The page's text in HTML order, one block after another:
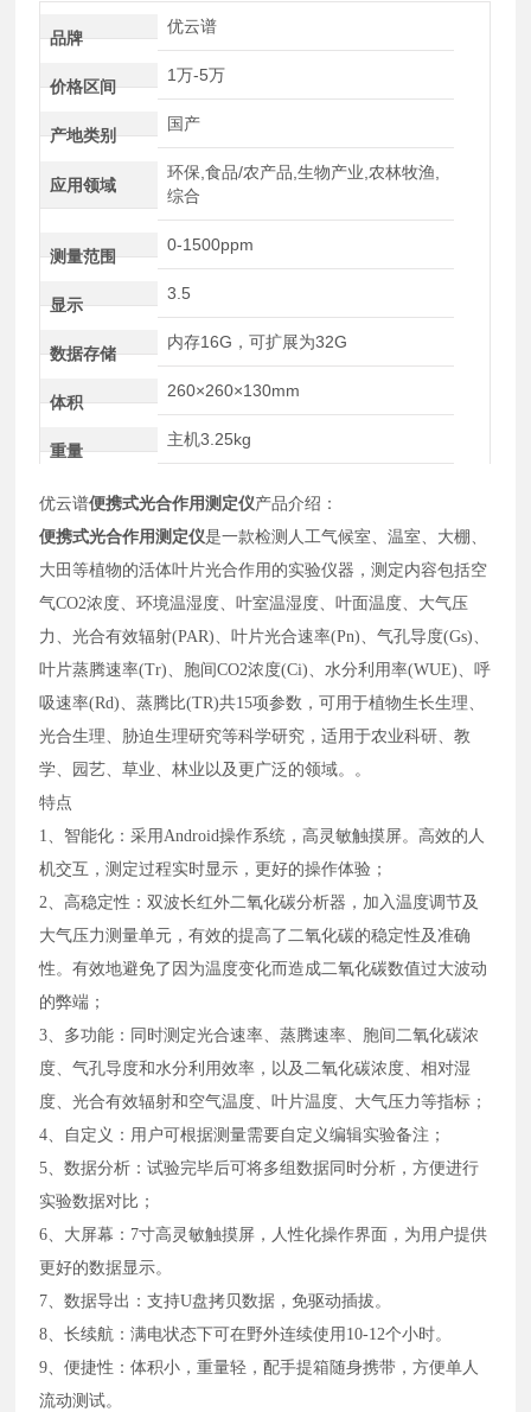
品牌
优云谱
价格区间
1万-5万
产地类别
国产
应用领域
环保,食品/农产品,生物产业,农林牧渔,
综合
测量范围
0-1500ppm
显示
3.5
数据存储
内存16G，可扩展为32G
体积
260×260×130mm
重量
主机3.25kg
优云谱便携式光合作用测定仪产品介绍：
便携式光合作用测定仪是一款检测人工气候室、温室、大棚、
大田等植物的活体叶片光合作用的实验仪器，测定内容包括空
气CO2浓度、环境温湿度、叶室温湿度、叶面温度、大气压
力、光合有效辐射(PAR)、叶片光合速率(Pn)、气孔导度(Gs)、
叶片蒸腾速率(Tr)、胞间CO2浓度(Ci)、水分利用率(WUE)、呼
吸速率(Rd)、蒸腾比(TR)共15项参数，可用于植物生长生理、
光合生理、胁迫生理研究等科学研究，适用于农业科研、教
学、园艺、草业、林业以及更广泛的领域。。
特点
1、智能化：采用Android操作系统，高灵敏触摸屏。高效的人
机交互，测定过程实时显示，更好的操作体验；
2、高稳定性：双波长红外二氧化碳分析器，加入温度调节及
大气压力测量单元，有效的提高了二氧化碳的稳定性及准确
性。有效地避免了因为温度变化而造成二氧化碳数值过大波动
的弊端；
3、多功能：同时测定光合速率、蒸腾速率、胞间二氧化碳浓
度、气孔导度和水分利用效率，以及二氧化碳浓度、相对湿
度、光合有效辐射和空气温度、叶片温度、大气压力等指标；
4、自定义：用户可根据测量需要自定义编辑实验备注；
5、数据分析：试验完毕后可将多组数据同时分析，方便进行
实验数据对比；
6、大屏幕：7寸高灵敏触摸屏，人性化操作界面，为用户提供
更好的数据显示。
7、数据导出：支持U盘拷贝数据，免驱动插拔。
8、长续航：满电状态下可在野外连续使用10-12个小时。
9、便捷性：体积小，重量轻，配手提箱随身携带，方便单人
流动测试。